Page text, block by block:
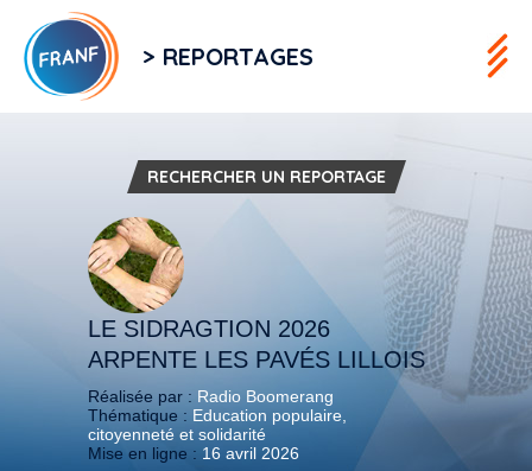
> REPORTAGES
RECHERCHER UN REPORTAGE
LE SIDRAGTION 2026
ARPENTE LES PAVÉS LILLOIS
Réalisée par : Radio Boomerang
Thématique : Education populaire,
citoyenneté et solidarité
Mise en ligne : 16 avril 2026